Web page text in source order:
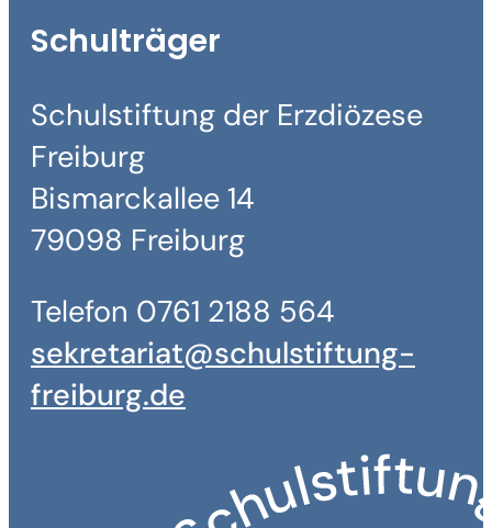
Schulträger
Schulstiftung der Erzdiözese
Freiburg
Bismarckallee 14
79098 Freiburg
Telefon 0761 2188 564
sekretariat@schulstiftung-
freiburg.de